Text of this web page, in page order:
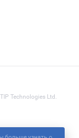
Technologies Ltd.